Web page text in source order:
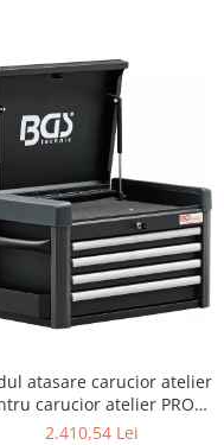
atasare carucior atelier
carucior atelier PROFI
| 4 sertare | gol
2.410,54 Lei